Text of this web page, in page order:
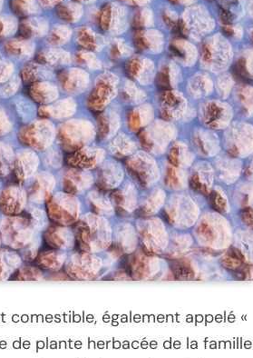
comestible, également appelé «
de plante herbacée de la famille